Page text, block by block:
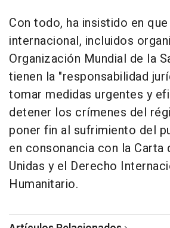
Con todo, ha insistido en
internacional, incluidos
Organización Mundial de la
tienen la "responsabilidad
tomar medidas urgentes y
detener los crímenes del
poner fin al sufrimiento del
en consonancia con la Carta
Unidas y el Derecho
Humanitario.